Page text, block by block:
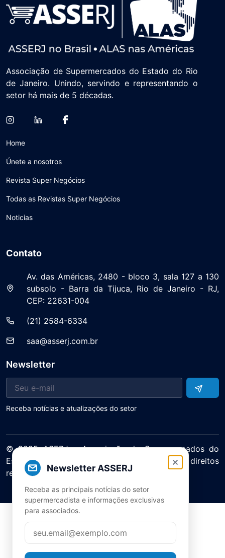
Newsletter ASSERJ
Receba as principais notícias do setor
supermercadista e informações exclusivas
para associados.
Associação de Supermercados do Estado do Rio
de Janeiro. Unindo, servindo e representando o
setor há mais de 5 décadas.
Home
Únete a nosotros
Revista Super Negócios
Todas as Revistas Super Negócios
Noticias
Contato
Av. das Américas, 2480 - bloco 3, sala 127 a 130
subsolo - Barra da Tijuca, Rio de Janeiro - RJ,
CEP: 22631-004
(21) 2584-6334
saa@asserj.com.br
Newsletter
Receba notícias e atualizações do setor
© 2025 ASERJ – Associação de Supermercados do
Estado do Rio de Janeiro. Todos os direitos
reservados.
Política de Privacidade Termos de Uso